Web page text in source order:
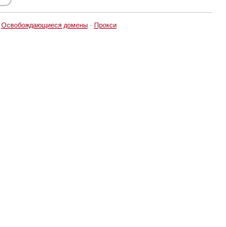
Освобождающиеся домены· Прокси